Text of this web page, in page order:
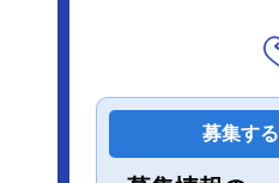
募集する